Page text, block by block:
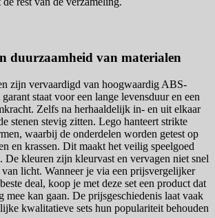
duurzaamheid van materialen
zijn vervaardigd van hoogwaardig ABS-
staat voor een lange levensduur en een
Zelfs na herhaaldelijk in- en uit elkaar
stenen stevig zitten. Lego hanteert strikte
waarbij de onderdelen worden getest op
en krassen. Dit maakt het veilig speelgoed
De kleuren zijn kleurvast en vervagen niet snel
licht. Wanneer je via een prijsvergelijker
deal, koop je met deze set een product dat
mee kan gaan. De prijsgeschiedenis laat vaak
kwalitatieve sets hun populariteit behouden